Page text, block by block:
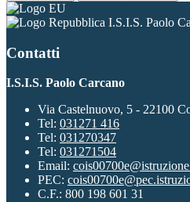
I.S.I.S. Paolo
Contatti
I.S.I.S. Paolo Carcano
Via Castelnuovo, 5 - 22100
Tel: 031271 416
Tel: 031270347
Tel: 031271504
Email:
PEC:
C.F.: 800 198 601 31